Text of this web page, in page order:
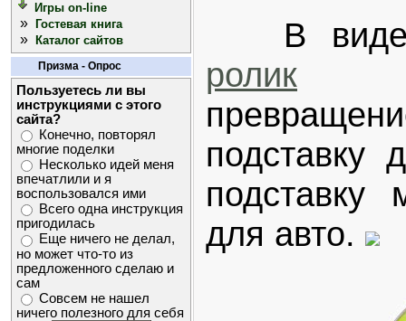
Игры on-line
» Гостевая книга
» Каталог сайтов
Призма - Опрос
Пользуетесь ли вы
инструкциями с этого
сайта?
Конечно, повторял
многие поделки
Несколько идей меня
впечатлили и я
воспользовался ими
Всего одна инструкция
пригодилась
Еще ничего не делал,
но может что-то из
предложенного сделаю и
сам
Совсем не нашел
ничего полезного для себя
В
ролик
подставку
подставку
для авто.